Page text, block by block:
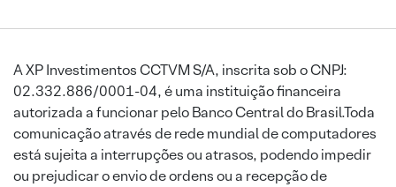
A XP Investimentos CCTVM S/A, inscrita sob o CNPJ:
02.332.886/0001-04, é uma instituição financeira
autorizada a funcionar pelo Banco Central do Brasil.Toda
comunicação através de rede mundial de computadores
está sujeita a interrupções ou atrasos, podendo impedir
ou prejudicar o envio de ordens ou a recepção de